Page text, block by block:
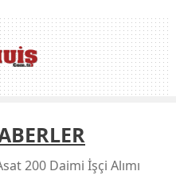
200 Daimi İşçi Alımı